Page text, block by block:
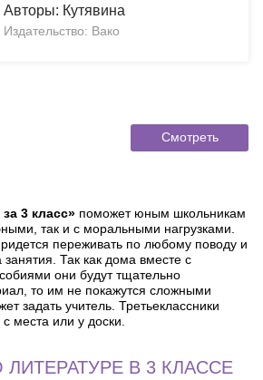
Авторы: Кутявина
Издательство: Вако
Смотреть
3 класс» поможет юным школьникам
так и с моральными нагрузками.
переживать по любому поводу и
занятия. Так как дома вместе с
они будут тщательно
то им не покажутся сложными
задать учитель. Третьеклассники
места или у доски.
В 3 КЛАССЕ